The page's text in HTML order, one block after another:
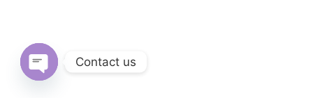
Contact us
Open